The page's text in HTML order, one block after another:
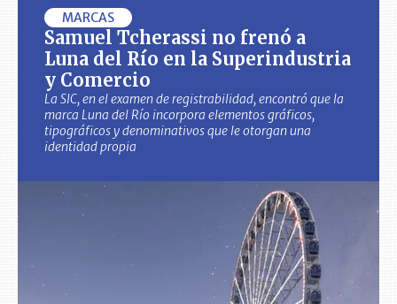
MARCAS
Samuel Tcherassi no frenó a
Luna del Río en la Superindustria
y Comercio
La SIC, en el examen de registrabilidad, encontró que la
marca Luna del Río incorpora elementos gráficos,
tipográficos y denominativos que le otorgan una
identidad propia